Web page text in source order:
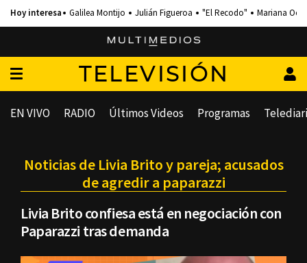
Galilea Montijo Julián Figueroa "El Recodo" Mariana
TELEVISIÓN
EN VIVO RADIO Últimos Videos Programas
Noticias de Livia Brito y pareja; acusados
de agredir a paparazzi
Livia Brito confiesa está en negociación con
Paparazzi tras demanda